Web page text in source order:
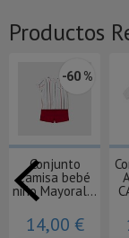
Productos
-60 %
Conjunto
camisa bebé
niño Mayoral...
14,00 €